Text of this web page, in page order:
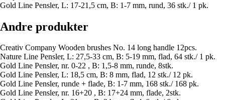
Gold Line Pensler, L: 17-21,5 cm, B: 1-7 mm, rund, 36 stk./ 1 pk.
Andre produkter
Creativ Company Wooden brushes No. 14 long handle 12pcs.
Nature Line Pensler, L: 27,5-33 cm, B: 5-19 mm, flad, 64 stk./ 1 pk.
Gold Line Pensler, nr. 0-22 , B: 1,5-8 mm, runde, 8stk.
Gold Line Pensler, L: 18,5 cm, B: 8 mm, flad, 12 stk./ 12 pk.
Gold Line Pensler, runde + flade, B: 1-7 mm, 168 stk./ 168 pk.
Gold Line Pensler, nr. 16+20 , B: 17+24 mm, flade, 2stk.